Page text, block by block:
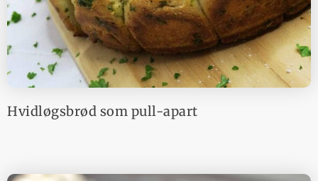
Hvidløgsbrød som pull-apart